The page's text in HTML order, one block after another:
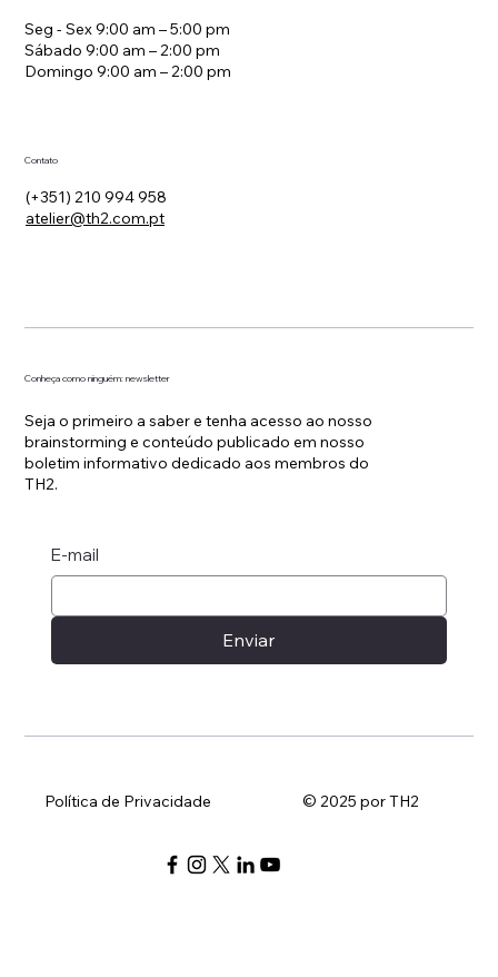
Seg - Sex 9:00 am – 5:00 pm
Sábado 9:00 am – 2:00 pm
Domingo 9:00 am – 2:00 pm
Contato
(+351) 210 994 958
atelier@th2.com.pt
Conheça como ninguém: newsletter
Seja o primeiro a saber e tenha acesso ao nosso
brainstorming e conteúdo publicado em nosso
boletim informativo dedicado aos membros do
TH2.
E-mail
Enviar
Política de Privacidade © 2025 por TH2